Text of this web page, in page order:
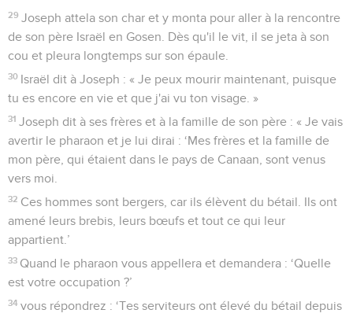
29 Joseph attela son char et y monta pour aller à la rencontre
de son père Israël en Gosen. Dès qu'il le vit, il se jeta à son
cou et pleura longtemps sur son épaule.
30 Israël dit à Joseph : « Je peux mourir maintenant, puisque
tu es encore en vie et que j'ai vu ton visage. »
31 Joseph dit à ses frères et à la famille de son père : « Je vais
avertir le pharaon et je lui dirai : ‘Mes frères et la famille de
mon père, qui étaient dans le pays de Canaan, sont venus
vers moi.
32 Ces hommes sont bergers, car ils élèvent du bétail. Ils ont
amené leurs brebis, leurs bœufs et tout ce qui leur
appartient.’
33 Quand le pharaon vous appellera et demandera : ‘Quelle
est votre occupation ?’
34 vous répondrez : ‘Tes serviteurs ont élevé du bétail depuis